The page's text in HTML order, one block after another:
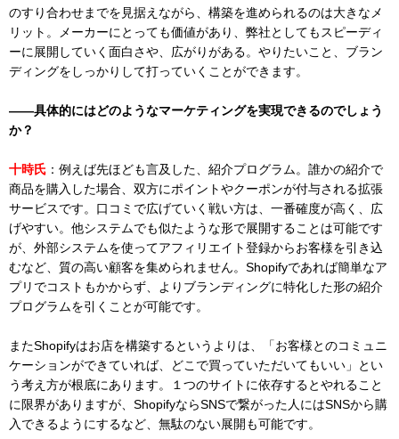
のすり合わせまでを見据えながら、構築を進められるのは大きなメ
リット。メーカーにとっても価値があり、弊社としてもスピーディ
ーに展開していく面白さや、広がりがある。やりたいこと、ブラン
ディングをしっかりして打っていくことができます。
――具体的にはどのようなマーケティングを実現できるのでしょう
か？
十時氏 ：例えば先ほども言及した、紹介プログラム。誰かの紹介で
商品を購入した場合、双方にポイントやクーポンが付与される拡張
サービスです。口コミで広げていく戦い方は、一番確度が高く、広
げやすい。他システムでも似たような形で展開することは可能です
が、外部システムを使ってアフィリエイト登録からお客様を引き込
むなど、質の高い顧客を集められません。Shopifyであれば簡単なア
プリでコストもかからず、よりブランディングに特化した形の紹介
プログラムを引くことが可能です。
またShopifyはお店を構築するというよりは、「お客様とのコミュニ
ケーションができていれば、どこで買っていただいてもいい」とい
う考え方が根底にあります。１つのサイトに依存するとやれること
に限界がありますが、ShopifyならSNSで繋がった人にはSNSから購
入できるようにするなど、無駄のない展開も可能です。